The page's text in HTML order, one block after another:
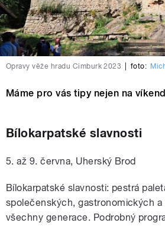
Opravy věže hradu Cimburk 2023 foto:
Máme pro vás tipy nejen na
Bílokarpatské slavnosti
5. až 9. června, Uherský Brod
Bílokarpatské slavnosti: pestrá
společenských, gastronomických
všechny generace. Podrobný